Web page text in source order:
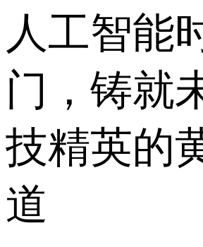
人工智能
门，铸就
技精英的
道